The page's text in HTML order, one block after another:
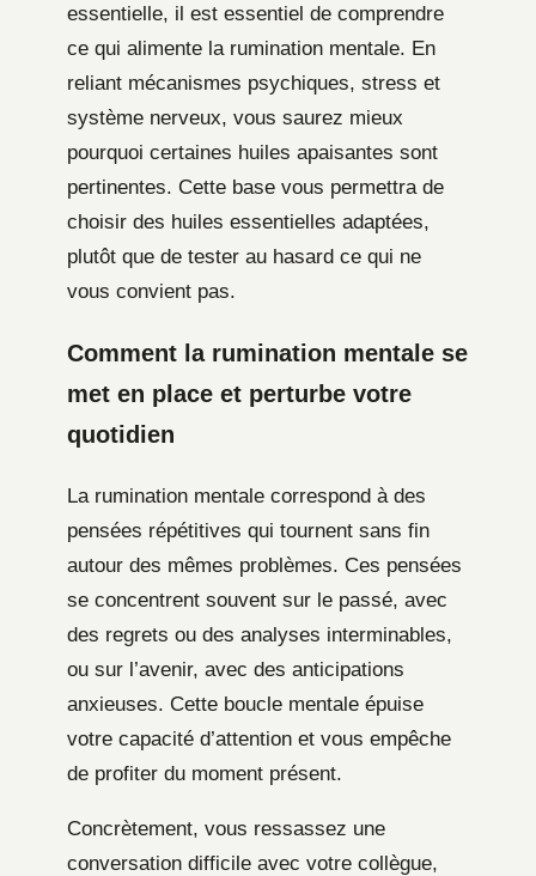
essentielle, il est essentiel de comprendre
ce qui alimente la rumination mentale. En
reliant mécanismes psychiques, stress et
système nerveux, vous saurez mieux
pourquoi certaines huiles apaisantes sont
pertinentes. Cette base vous permettra de
choisir des huiles essentielles adaptées,
plutôt que de tester au hasard ce qui ne
vous convient pas.
Comment la rumination mentale se
met en place et perturbe votre
quotidien
La rumination mentale correspond à des
pensées répétitives qui tournent sans fin
autour des mêmes problèmes. Ces pensées
se concentrent souvent sur le passé, avec
des regrets ou des analyses interminables,
ou sur l’avenir, avec des anticipations
anxieuses. Cette boucle mentale épuise
votre capacité d’attention et vous empêche
de profiter du moment présent.
Concrètement, vous ressassez une
conversation difficile avec votre collègue,